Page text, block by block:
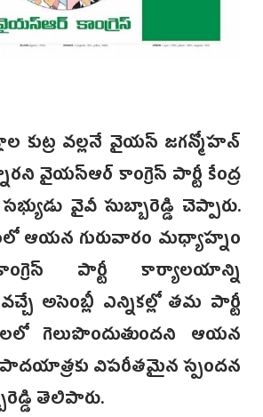
కుట్ర వల్లనే వైయస్ జగన్మోహన్
వైయస్ఆర్ కాంగ్రెస్ పార్టీ కేంద్ర
వైవీ సుబ్బారెడ్డి చెప్పారు.
ఆయన గురువారం మధ్యాహ్నం
పార్టీ కార్యాలయాన్ని
అసెంబ్లీ ఎన్నికల్లో తమ పార్టీ
గెలుపొందుతుందని ఆయన
పాదయాత్రకు విపరీతమైన స్పందన
తెలిపారు.